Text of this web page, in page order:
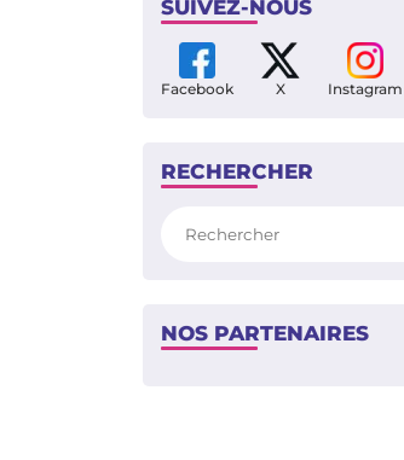
SUIVEZ-NOUS
Facebook X Instagram
RECHERCHER
NOS PARTENAIRES